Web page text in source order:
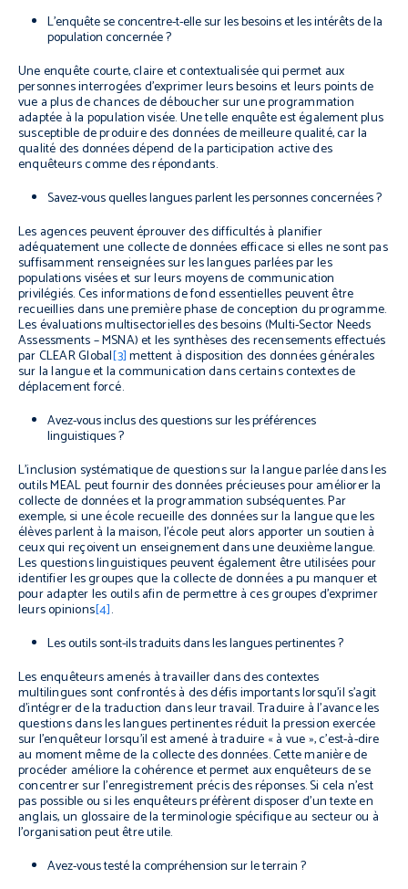
L’enquête se concentre-t-elle sur les besoins et les intérêts de la
population concernée ?
Une enquête courte, claire et contextualisée qui permet aux
personnes interrogées d’exprimer leurs besoins et leurs points de
vue a plus de chances de déboucher sur une programmation
adaptée à la population visée. Une telle enquête est également plus
susceptible de produire des données de meilleure qualité, car la
qualité des données dépend de la participation active des
enquêteurs comme des répondants.
Savez-vous quelles langues parlent les personnes concernées ?
Les agences peuvent éprouver des difficultés à planifier
adéquatement une collecte de données efficace si elles ne sont pas
suffisamment renseignées sur les langues parlées par les
populations visées et sur leurs moyens de communication
privilégiés. Ces informations de fond essentielles peuvent être
recueillies dans une première phase de conception du programme.
Les évaluations multisectorielles des besoins (Multi-Sector Needs
Assessments– MSNA) et les synthèses des recensements effectués
par CLEAR Global[3]mettent à disposition des données générales
sur la langue et la communication dans certains contextes de
déplacement forcé.
Avez-vous inclus des questions sur les préférences
linguistiques ?
L’inclusion systématique de questions sur la langue parlée dans les
outils MEAL peut fournir des données précieuses pour améliorer la
collecte de données et la programmation subséquentes. Par
exemple, si une école recueille des données sur la langue que les
élèves parlent à la maison, l’école peut alors apporter un soutien à
ceux qui reçoivent un enseignement dans une deuxième langue.
Les questions linguistiques peuvent également être utilisées pour
identifier les groupes que la collecte de données a pu manquer et
pour adapter les outils afin de permettre à ces groupes d’exprimer
leurs opinions[4].
Les outils sont-ils traduits dans les langues pertinentes ?
Les enquêteurs amenés à travailler dans des contextes
multilingues sont confrontés à des défis importants lorsqu’il s’agit
d’intégrer de la traduction dans leur travail. Traduire à l’avance les
questions dans les langues pertinentes réduit la pression exercée
sur l’enquêteur lorsqu’il est amené à traduire « à vue », c’est-à-dire
au moment même de la collecte des données. Cette manière de
procéder améliore la cohérence et permet aux enquêteurs de se
concentrer sur l’enregistrement précis des réponses. Si cela n’est
pas possible ou si les enquêteurs préfèrent disposer d’un texte en
anglais, un glossaire de la terminologie spécifique au secteur ou à
l’organisation peut être utile.
Avez-vous testé la compréhension sur le terrain ?